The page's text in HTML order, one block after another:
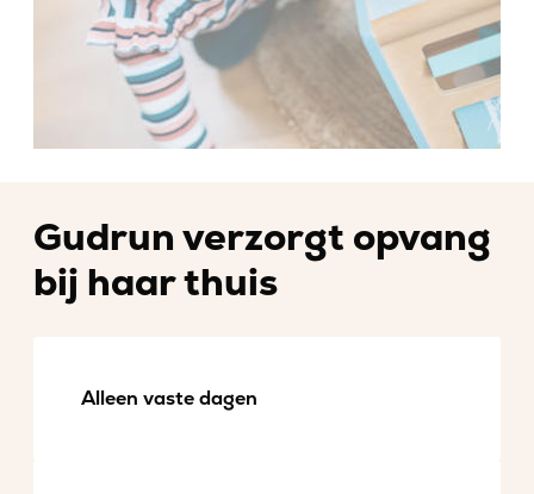
Gudrun verzorgt opvang
bij haar thuis
Alleen vaste dagen